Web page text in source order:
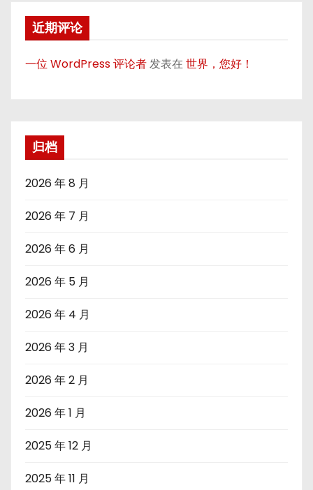
近期评论
一位 WordPress 评论者发表在世界，您好！
归档
2026 年 8 月
2026 年 7 月
2026 年 6 月
2026 年 5 月
2026 年 4 月
2026 年 3 月
2026 年 2 月
2026 年 1 月
2025 年 12 月
2025 年 11 月